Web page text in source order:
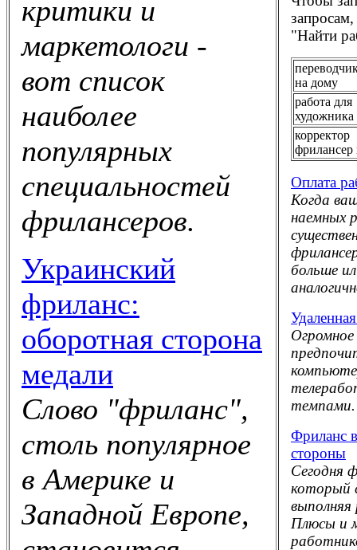
критики и
маркетологи -
вот список
наиболее
популярных
специальностей
фрилансеров.
Украинский
фриланс:
оборотная сторона
медали
Слово "фриланс",
столь популярное
в Америке и
Западной Европе,
"Найти
на дому
работа для
художника
корректор
фрилансер
Оплата
Когда
наемных
больше
Огромное
темпами.
Фриланс
стороны
Сегодня
который
выполняя
Плюсы и